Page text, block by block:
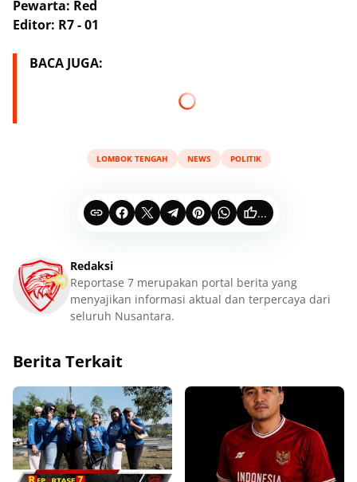
Pewarta: Red
Editor: R7 - 01
BACA JUGA:
LOMBOK TENGAH NEWS POLITIK
...
Redaksi
Reportase 7 merupakan portal berita yang
menyajikan informasi aktual dan terpercaya dari
seluruh Nusantara.
Berita Terkait